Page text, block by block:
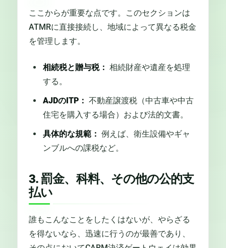
ここからが重要な点です。このセクションは
ATMRに直接接続し、地域によって異なる税金
を管理します。
相続税と贈与税： 相続財産や遺産を処理
する。
AJDのITP： 不動産譲渡税（中古車や中古
住宅を購入する場合）および法的文書。
具体的な規範： 例えば、衛生設備やギャ
ンブルへの課税など。
3. 罰金、科料、その他の公的支
払い
誰もこんなことをしたくはないが、やらざる
を得ないなら、迅速に行うのが最善であり、